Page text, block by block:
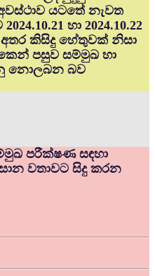
යටතේ නැවත
හා 2024.10.22
කිසිදු හේතුවක් නිසා
පසුව සම්මුඛ හා
නොලබන බව
සම්මුඛ පරීක්ෂණ සඳහා
වතාවට සිදු කරන